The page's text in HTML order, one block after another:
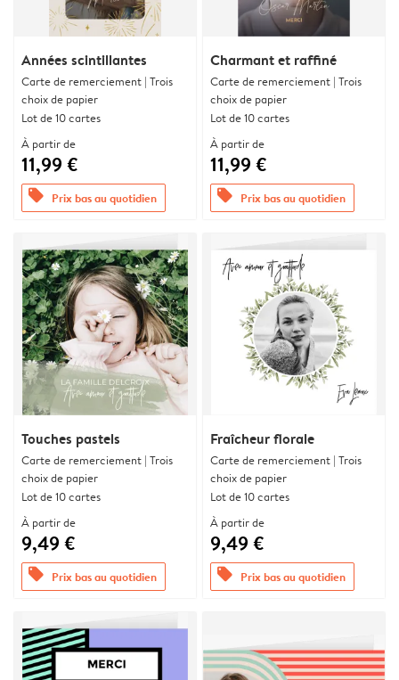
Années scintillantes
Carte de remerciement | Trois
choix de papier
Lot de 10 cartes
À partir de
11,99 €
offers Prix bas au quotidien
Charmant et raffiné
Carte de remerciement | Trois
choix de papier
Lot de 10 cartes
À partir de
11,99 €
offers Prix bas au quotidien
Touches pastels
Carte de remerciement | Trois
choix de papier
Lot de 10 cartes
À partir de
9,49 €
offers Prix bas au quotidien
Fraîcheur florale
Carte de remerciement | Trois
choix de papier
Lot de 10 cartes
À partir de
9,49 €
offers Prix bas au quotidien